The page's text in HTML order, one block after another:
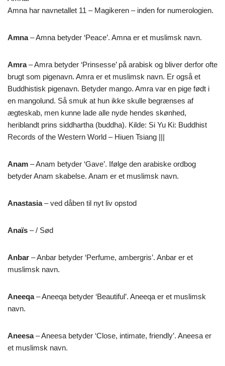
Amna har navnetallet 11 – Magikeren – inden for numerologien.
Amna– Amna betyder ‘Peace’. Amna er et muslimsk navn.
Amra– Amra betyder ‘Prinsesse’ på arabisk og bliver derfor ofte
brugt som pigenavn. Amra er et muslimsk navn. Er også et
Buddhistisk pigenavn. Betyder mango. Amra var en pige født i
en mangolund. Så smuk at hun ikke skulle begrænses af
ægteskab, men kunne lade alle nyde hendes skønhed,
heriblandt prins siddhartha (buddha). Kilde: Si Yu Ki: Buddhist
Records of the Western World – Hiuen Tsiang |||
Anam – Anam betyder ‘Gave’. Ifølge den arabiske ordbog
betyder Anam skabelse. Anam er et muslimsk navn.
Anastasia– ved dåben til nyt liv opstod
Anaïs – / Sød
Anbar – Anbar betyder ‘Perfume, ambergris’. Anbar er et
muslimsk navn.
Aneeqa– Aneeqa betyder ‘Beautiful’. Aneeqa er et muslimsk
navn.
Aneesa– Aneesa betyder ‘Close, intimate, friendly’. Aneesa er
et muslimsk navn.